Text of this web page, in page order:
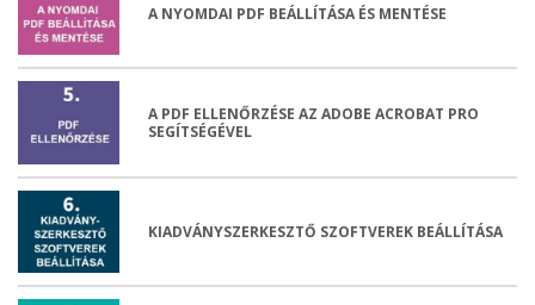
A NYOMDAI PDF BEÁLLÍTÁSA ÉS MENTÉSE
A PDF ELLENŐRZÉSE AZ ADOBE ACROBAT PRO
SEGÍTSÉGÉVEL
KIADVÁNYSZERKESZTŐ SZOFTVEREK BEÁLLÍTÁSA